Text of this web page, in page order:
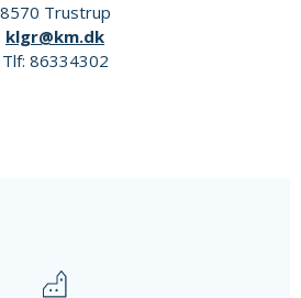
8570 Trustrup
klgr@km.dk
Tlf: 86334302